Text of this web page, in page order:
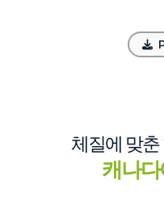
체질에 맞춘
캐나